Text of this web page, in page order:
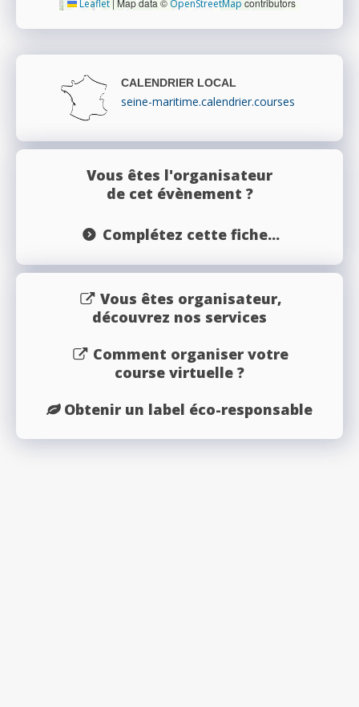
Leaflet Map data © OpenStreetMap contributors
CALENDRIER LOCAL
seine-maritime.calendrier.courses
Vous êtes l'organisateur
de cet évènement ?
Complétez cette fiche...
Vous êtes organisateur,
découvrez nos services
Comment organiser votre
course virtuelle ?
Obtenir un label éco-responsable